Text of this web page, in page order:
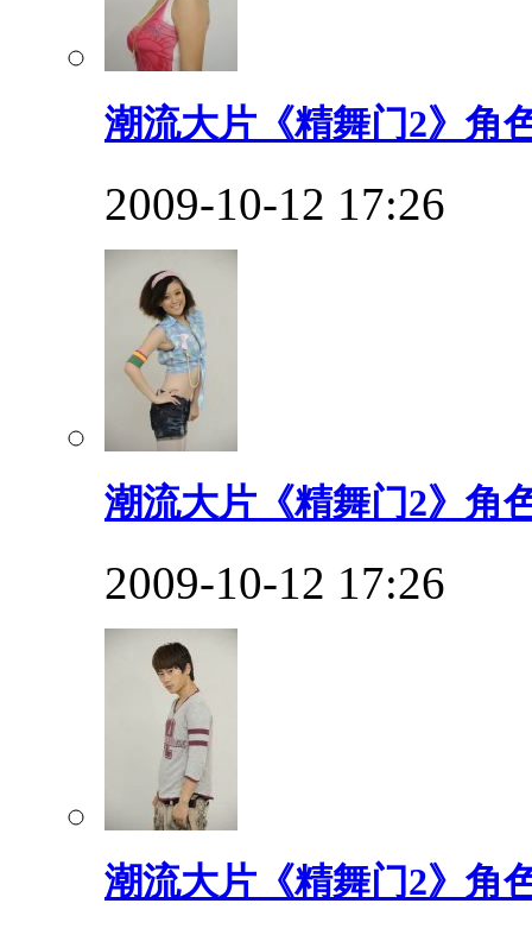
潮流大片《精舞门2》角
2009-10-12 17:26
潮流大片《精舞门2》角
2009-10-12 17:26
潮流大片《精舞门2》角